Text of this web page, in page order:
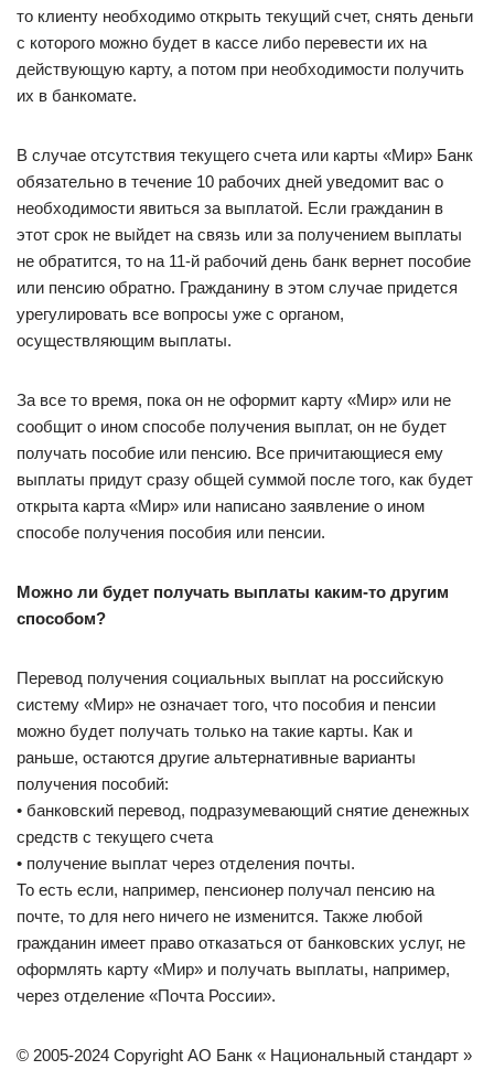
то клиенту необходимо открыть текущий счет, снять деньги
с которого можно будет в кассе либо перевести их на
действующую карту, а потом при необходимости получить
их в банкомате.
В случае отсутствия текущего счета или карты «Мир» Банк
обязательно в течение 10 рабочих дней уведомит вас о
необходимости явиться за выплатой. Если гражданин в
этот срок не выйдет на связь или за получением выплаты
не обратится, то на 11-й рабочий день банк вернет пособие
или пенсию обратно. Гражданину в этом случае придется
урегулировать все вопросы уже с органом,
осуществляющим выплаты.
За все то время, пока он не оформит карту «Мир» или не
сообщит о ином способе получения выплат, он не будет
получать пособие или пенсию. Все причитающиеся ему
выплаты придут сразу общей суммой после того, как будет
открыта карта «Мир» или написано заявление о ином
способе получения пособия или пенсии.
Можно ли будет получать выплаты каким-то другим
способом?
Перевод получения социальных выплат на российскую
систему «Мир» не означает того, что пособия и пенсии
можно будет получать только на такие карты. Как и
раньше, остаются другие альтернативные варианты
получения пособий:
• банковский перевод, подразумевающий снятие денежных
средств с текущего счета
• получение выплат через отделения почты.
То есть если, например, пенсионер получал пенсию на
почте, то для него ничего не изменится. Также любой
гражданин имеет право отказаться от банковских услуг, не
оформлять карту «Мир» и получать выплаты, например,
через отделение «Почта России».
© 2005-2024 Copyright АО Банк « Национальный стандарт »